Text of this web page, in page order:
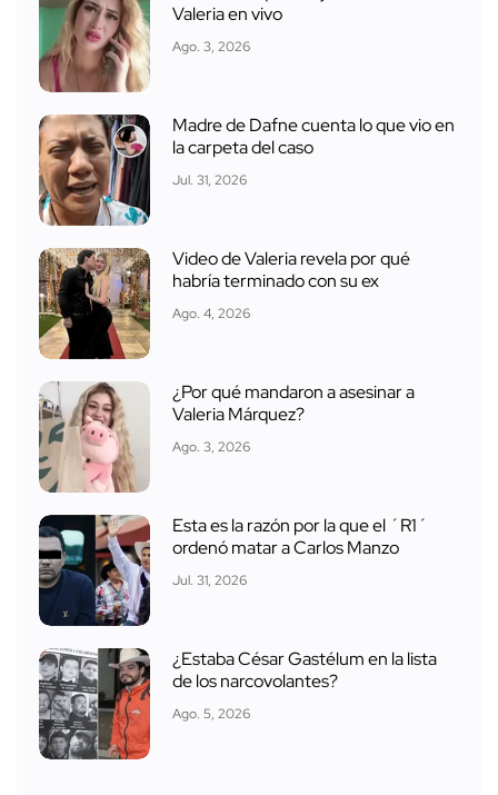
Valeria en vivo
Ago. 3, 2026
Madre de Dafne cuenta lo que vio en
la carpeta del caso
Jul. 31, 2026
Video de Valeria revela por qué
habría terminado con su ex
Ago. 4, 2026
¿Por qué mandaron a asesinar a
Valeria Márquez?
Ago. 3, 2026
Esta es la razón por la que el ´R1´
ordenó matar a Carlos Manzo
Jul. 31, 2026
¿Estaba César Gastélum en la lista
de los narcovolantes?
Ago. 5, 2026